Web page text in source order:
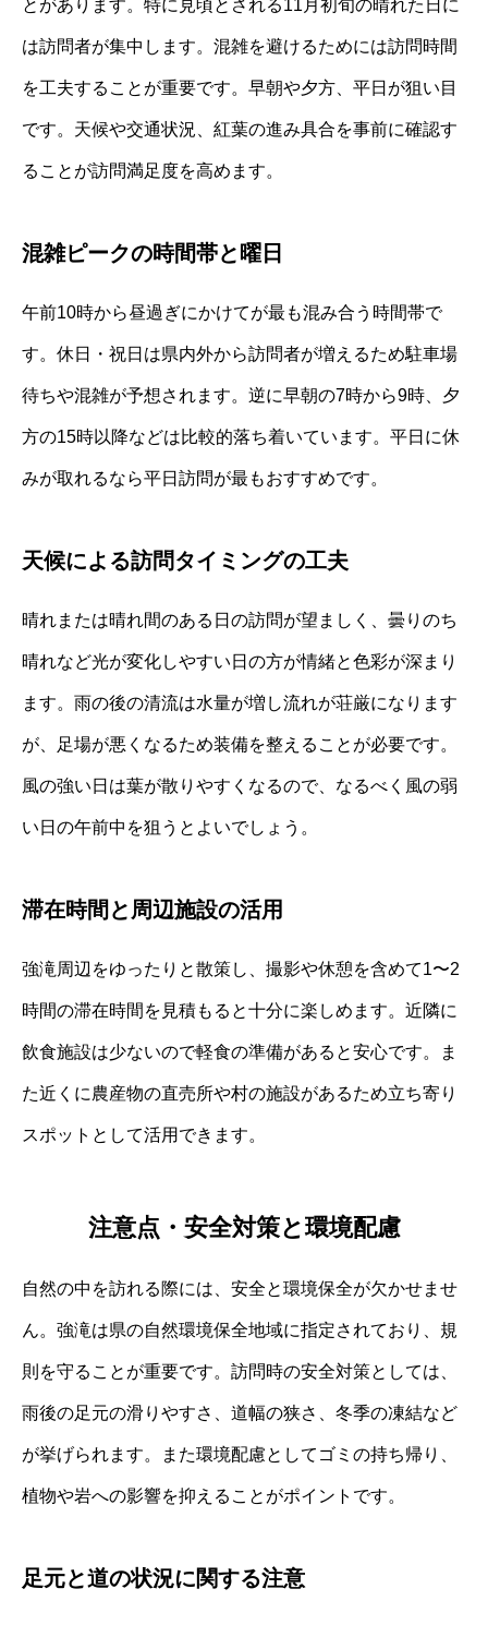
とがあります。特に見頃とされる11月初旬の晴れた日に
は訪問者が集中します。混雑を避けるためには訪問時間
を工夫することが重要です。早朝や夕方、平日が狙い目
です。天候や交通状況、紅葉の進み具合を事前に確認す
ることが訪問満足度を高めます。
混雑ピークの時間帯と曜日
午前10時から昼過ぎにかけてが最も混み合う時間帯で
す。休日・祝日は県内外から訪問者が増えるため駐車場
待ちや混雑が予想されます。逆に早朝の7時から9時、夕
方の15時以降などは比較的落ち着いています。平日に休
みが取れるなら平日訪問が最もおすすめです。
天候による訪問タイミングの工夫
晴れまたは晴れ間のある日の訪問が望ましく、曇りのち
晴れなど光が変化しやすい日の方が情緒と色彩が深まり
ます。雨の後の清流は水量が増し流れが荘厳になります
が、足場が悪くなるため装備を整えることが必要です。
風の強い日は葉が散りやすくなるので、なるべく風の弱
い日の午前中を狙うとよいでしょう。
滞在時間と周辺施設の活用
強滝周辺をゆったりと散策し、撮影や休憩を含めて1〜2
時間の滞在時間を見積もると十分に楽しめます。近隣に
飲食施設は少ないので軽食の準備があると安心です。ま
た近くに農産物の直売所や村の施設があるため立ち寄り
スポットとして活用できます。
注意点・安全対策と環境配慮
自然の中を訪れる際には、安全と環境保全が欠かせませ
ん。強滝は県の自然環境保全地域に指定されており、規
則を守ることが重要です。訪問時の安全対策としては、
雨後の足元の滑りやすさ、道幅の狭さ、冬季の凍結など
が挙げられます。また環境配慮としてゴミの持ち帰り、
植物や岩への影響を抑えることがポイントです。
足元と道の状況に関する注意